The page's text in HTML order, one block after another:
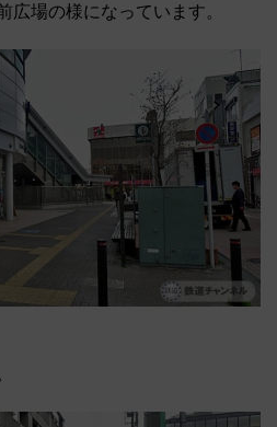
広場の様になっています。